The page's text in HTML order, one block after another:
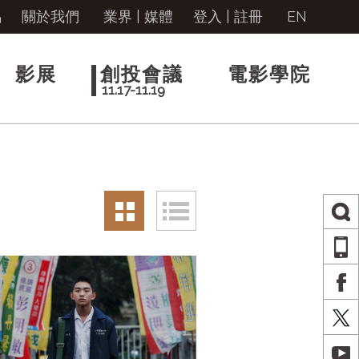
關於我們 業界 | 媒體 登入 註冊 EN
影展 創投會議
11.17-11.19
電影學院
X